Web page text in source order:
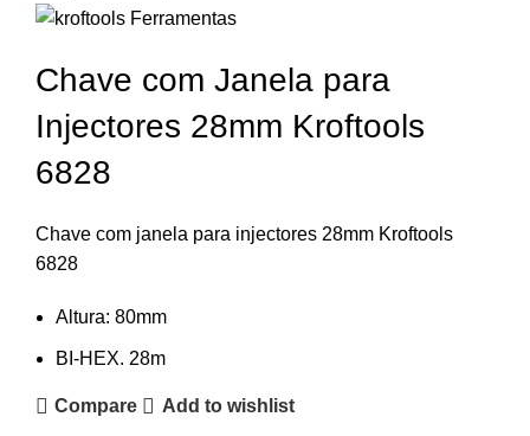
Chave com Janela para
Injectores 28mm Kroftools
6828
Chave com janela para injectores 28mm Kroftools
6828
Altura: 80mm
BI-HEX. 28m
Compare Add to wishlist